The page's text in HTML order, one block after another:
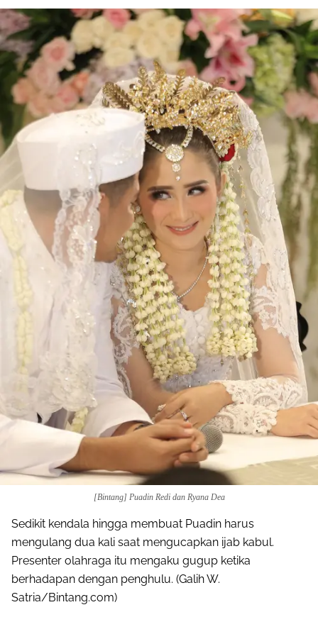
[Bintang] Puadin Redi dan Ryana Dea
Sedikit kendala hingga membuat Puadin harus
mengulang dua kali saat mengucapkan ijab kabul.
Presenter olahraga itu mengaku gugup ketika
berhadapan dengan penghulu. (Galih W.
Satria/Bintang.com)